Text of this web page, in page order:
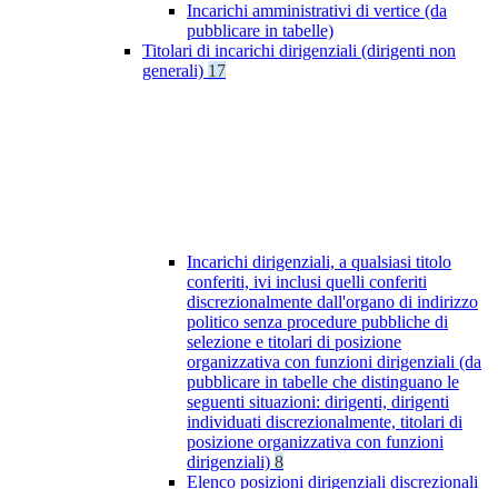
Incarichi amministrativi di vertice (da
pubblicare in tabelle)
Titolari di incarichi dirigenziali (dirigenti non
generali) 17
Incarichi dirigenziali, a qualsiasi titolo
conferiti, ivi inclusi quelli conferiti
discrezionalmente dall'organo di indirizzo
politico senza procedure pubbliche di
selezione e titolari di posizione
organizzativa con funzioni dirigenziali (da
pubblicare in tabelle che distinguano le
seguenti situazioni: dirigenti, dirigenti
individuati discrezionalmente, titolari di
posizione organizzativa con funzioni
dirigenziali) 8
Elenco posizioni dirigenziali discrezionali